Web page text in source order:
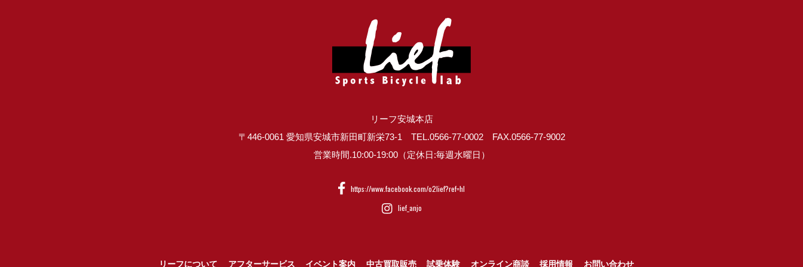
リーフ安城本店
〒446-0061 愛知県安城市新田町新栄73-1 TEL.0566-77-0002 FAX.0566-77-9002
営業時間.10:00-19:00（定休日:毎週水曜日）
https://www.facebook.com/o2lief?ref=hl
lief_anjo
リーフについて アフターサービス イベント案内 中古買取販売 試乗体験 オンライン商談 採用情報 お問い合わせ